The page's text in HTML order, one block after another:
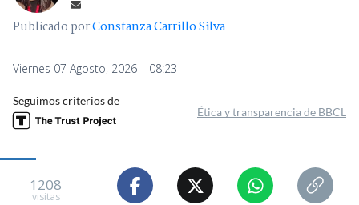
Publicado porConstanza Carrillo Silva
Viernes 07 Agosto, 2026 | 08:23
Seguimos criterios de
Ética y transparencia de BBCL
1208
visitas